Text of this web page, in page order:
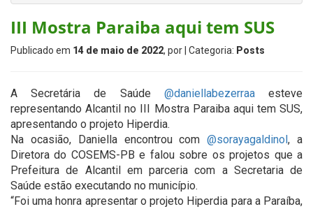
III Mostra Paraiba aqui tem SUS
Publicado em 14 de maio de 2022, por | Categoria: Posts
A Secretária de Saúde @daniellabezerraaesteve
representando Alcantil no III Mostra Paraiba aqui tem SUS,
apresentando o projeto Hiperdia.
Na ocasião, Daniella encontrou com@sorayagaldinol, a
Diretora do COSEMS-PB e falou sobre os projetos que a
Prefeitura de Alcantil em parceria com a Secretaria de
Saúde estão executando no município.
“Foi uma honra apresentar o projeto Hiperdia para a Paraíba,